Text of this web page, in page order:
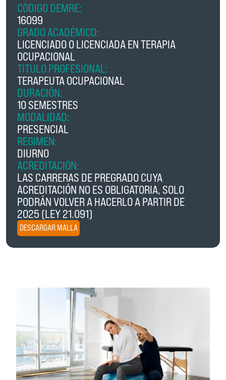
CÓDIGO DEMRE:
16099
GRADO ACADÉMICO:
LICENCIADO O LICENCIADA EN TERAPIA
OCUPACIONAL
TITULO PROFESIONAL:
TERAPEUTA OCUPACIONAL
DURACIÓN:
10 SEMESTRES
MODALIDAD:
PRESENCIAL
REGIMEN:
DIURNO
ACREDITACIÓN:
LAS CARRERAS DE PREGRADO CUYA
ACREDITACIÓN NO ES OBLIGATORIA, SOLO
PODRÁN VOLVER A HACERLO A PARTIR DE
2025 (LEY 21.091)
DESCARGAR MALLA